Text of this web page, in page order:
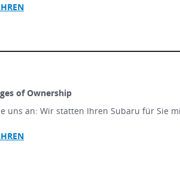
of Ownership
uns an: Wir statten Ihren Subaru für Sie